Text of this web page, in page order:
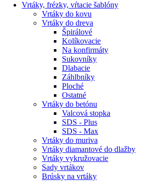
Vrtáky, frézky, vŕtacie šablóny
Vrtáky do kovu
Vrtáky do dreva
Špirálové
Kolíkovacie
Na konfirmáty
Sukovníky
Dlabacie
Záhlbníky
Ploché
Ostatné
Vrtáky do betónu
Valcová stopka
SDS - Plus
SDS - Max
Vrtáky do muriva
Vrtáky diamantové do dlažby
Vrtáky vykružovacie
Sady vrtákov
Brúsky na vrtáky